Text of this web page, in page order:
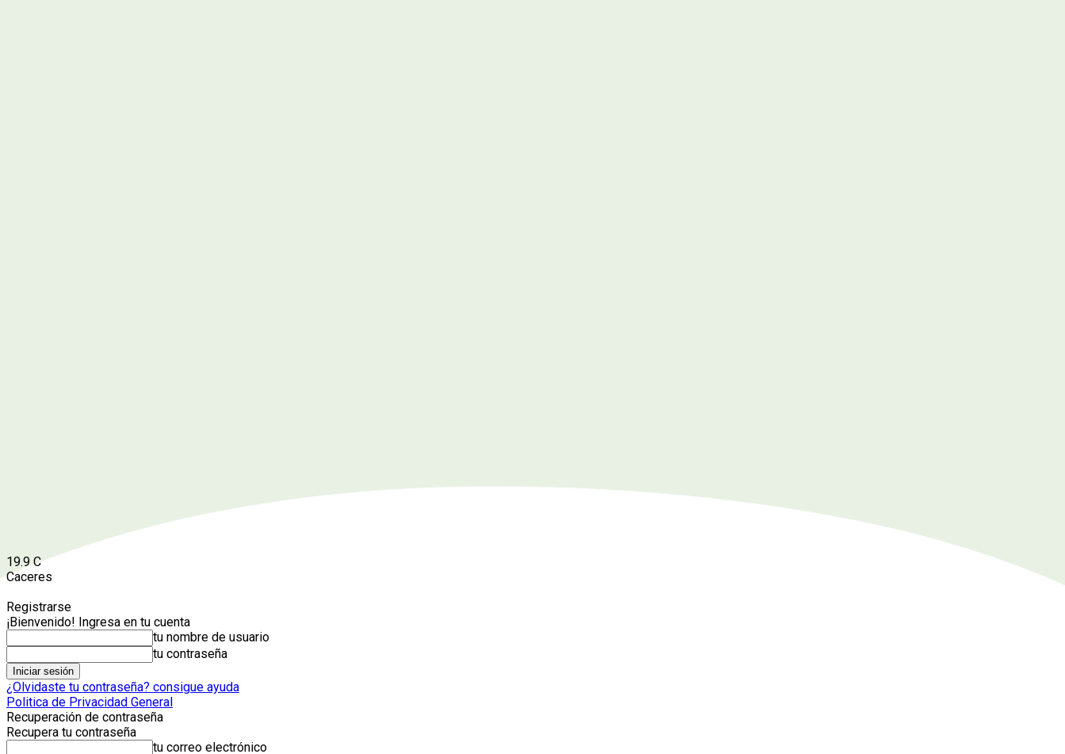
19.9 C
Caceres
Registrarse
¡Bienvenido! Ingresa en tu cuenta
tu nombre de usuario
tu contraseña
¿Olvidaste tu contraseña? consigue ayuda
Politica de Privacidad General
Recuperación de contraseña
Recupera tu contraseña
tu correo electrónico